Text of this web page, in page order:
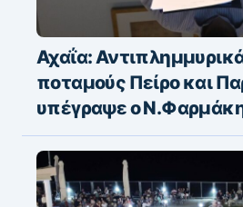
Αχαΐα:
ποταμούς Πείρο και
υπέγραψε ο